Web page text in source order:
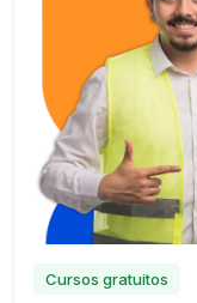
Cursos gratuitos